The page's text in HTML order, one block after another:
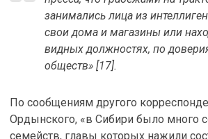
занимались лица из
свои дома и магазины или
видных должностях, по
обществ» [17].
По сообщениям другого
Ордынского, «в Сибири было много
семейств, главы которых нажили